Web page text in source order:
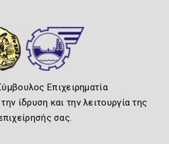
Επιχειρηματία
ίδρυση και την λειτουργία της
σας.